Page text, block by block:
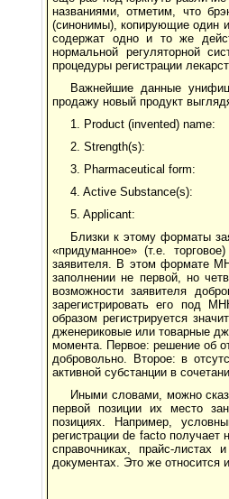
названиями, отметим, что
(синонимы), копирующие один
содержат одно и то же
нормальной регуляторной
процедуры регистрации
Важнейшие данные
продажу новый продукт
1. Product (invented) name:
2. Strength(s):
3. Pharmaceutical form:
4. Active Substance(s):
5. Applicant:
Близки к этому форматы
«придуманное» (т.е.
заявителя. В этом формате
заполнении не первой, но
возможности заявителя
зарегистрировать его под
образом регистрируется
дженериковые или товарные
момента. Первое: решение об
добровольно. Второе: в
активной субстанции в
Иными словами, можно
первой позиции их место
позициях. Например,
регистрации de facto
справочниках, прайс-
документах. Это же относится